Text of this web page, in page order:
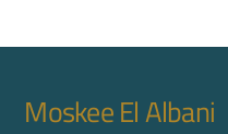
Moskee El Albani